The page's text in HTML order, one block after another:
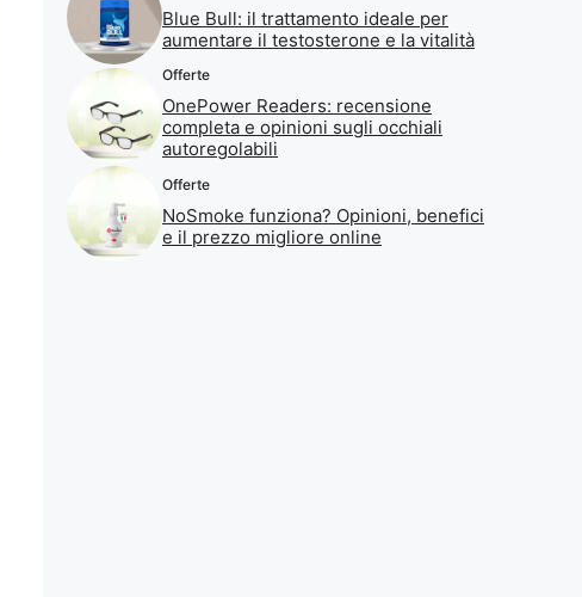
Blue Bull: il trattamento ideale per
aumentare il testosterone e la vitalità
Offerte
OnePower Readers: recensione
completa e opinioni sugli occhiali
autoregolabili
Offerte
NoSmoke funziona? Opinioni, benefici
e il prezzo migliore online